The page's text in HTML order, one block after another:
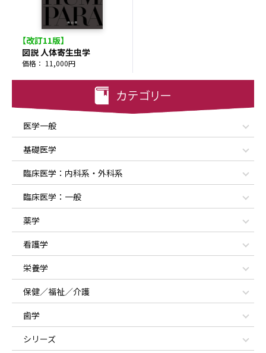
医学一般
基礎医学
臨床医学：内科系・外科系
臨床医学：一般
薬学
看護学
栄養学
保健／福祉／介護
歯学
シリーズ
【改訂11版】
図説 人体寄生虫学
価格： 11,000円